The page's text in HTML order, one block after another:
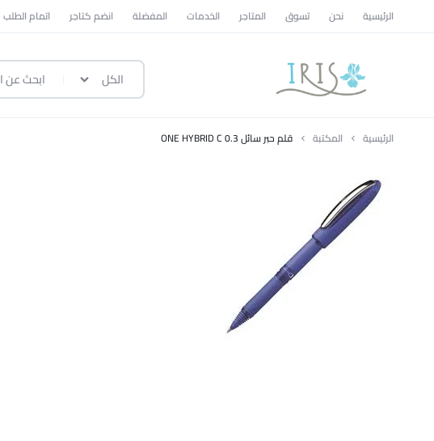
الرئيسية نحن تسوق المتاجر الخدمات المفضلة انضم كتاجر اتمام الطلب
|
متجر
وطني
الكل
الرئيسية المكتبة قلم حبر سائل ONE HYBRID C 0.3